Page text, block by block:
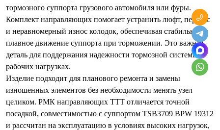
тормозного суппорта грузового автомобиля или фуры.
Комплект направляющих помогает устранить люфт, перекос
и неравномерный износ колодок, обеспечивая стабильное и
плавное движение суппорта при торможении. Это важная
деталь для поддержания надежности тормозной системы в
рабочих нагрузках.
Изделие подходит для планового ремонта и замены
изношенных элементов без необходимости менять узел
целиком. РМК направляющих TTT отличается точной
посадкой, совместимостью с суппортом TSB3709 BPW 19312
и рассчитан на эксплуатацию в условиях высоких нагрузок,